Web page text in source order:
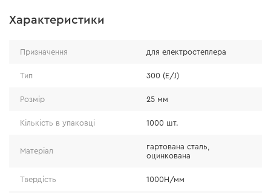
Надійність
сталі, що забезпечує їх міцність і дозволяє працювати
з матеріалами різної твердості, такими як: дерево,
мм2, тому вони зберігають свою форму та гостроту
Характеристики
Призначення для електростеплера
Тип 300 (E/J)
Розмір 25 мм
Кількість в упаковці 1000 шт.
Матеріал
гартована сталь,
оцинкована
Твердість 1000Н/мм